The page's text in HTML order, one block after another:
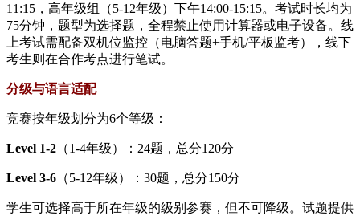
11:15，高年级组（5-12年级）下午14:00-15:15。考试时长均为
75分钟，题型为选择题，全程禁止使用计算器或电子设备。线
上考试需配备双机位监控（电脑答题+手机/平板监考），线下
考生则在合作考点进行笔试。
分级与语言适配
竞赛按年级划分为6个等级：
Level 1-2 （1-4年级）：24题，总分120分
Level 3-6 （5-12年级）：30题，总分150分
学生可选择高于所在年级的级别参赛，但不可降级。试题提供